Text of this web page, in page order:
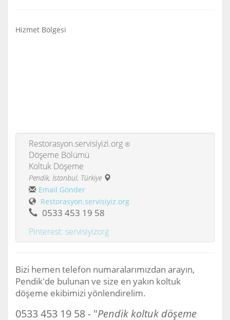
Hizmet Bölgesi
Restorasyon.servisiyizi.org ®
Döşeme Bölümü
Koltuk Döşeme
Pendik, İstanbul, Türkiye
Email Gönder
Restorasyon.servisiyiz.org
0533 453 19 58
Pinterest: servisiyizorg
Bizi hemen telefon numaralarımızdan arayın,
Pendik'de bulunan ve size en yakın koltuk
döşeme ekibimizi yönlendirelim.
0533 453 19 58 - "Pendik koltuk döşeme